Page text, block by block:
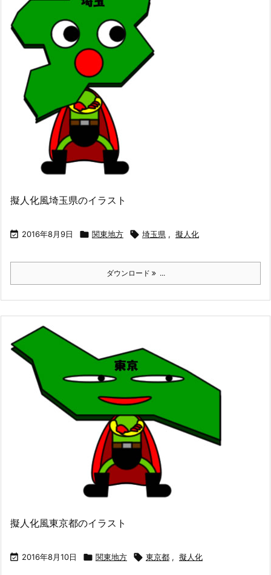
擬人化風埼玉県のイラスト
 2016年8月9日  関東地方  埼玉県 , 擬人化
ダウンロード ...
擬人化風東京都のイラスト
 2016年8月10日  関東地方  東京都 , 擬人化